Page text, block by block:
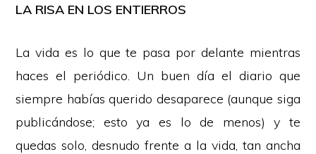
LA RISA EN LOS ENTIERROS
La vida es lo que te pasa por delante mientras
haces el periódico. Un buen día el diario que
siempre habías querido desaparece (aunque siga
publicándose; esto ya es lo de menos) y te
quedas solo, desnudo frente a la vida, tan ancha